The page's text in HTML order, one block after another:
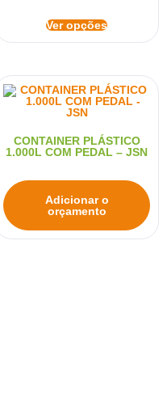
Ver opções
CONTAINER PLÁSTICO
1.000L COM PEDAL – JSN
Adicionar o
orçamento